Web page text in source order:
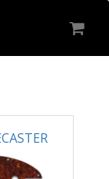
Trykk ENTER for å søke